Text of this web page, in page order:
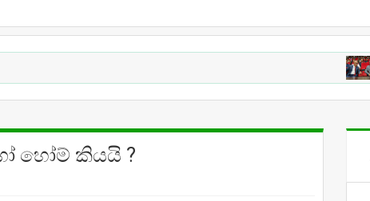
CRICKET
හෝම් කියයි ?